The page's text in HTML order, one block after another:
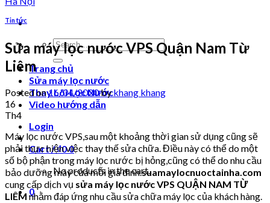
Search
for:
Trang chủ
Sửa máy lọc nước
Thay Lõi Lọc Nước
Video hướng dẫn
Login
Cart /₫00
No products in the cart.
0
Tin tức
Sửa máy lọc nước VPS Quận Nam Từ
Liêm
Posted on16/04/2020bykhang khang
16
Th4
Máy lọc nước VPS,sau một khoảng thời gian sử dụng cũng sẽ
phải thực hiện việc thay thế sửa chữa. Điều này có thể do một
số bộ phận trong máy lọc nước bị hỏng,cũng có thể do nhu cầu
bảo dưỡng máy của mỗi gia đình.suamaylocnuoctainha.com
cung cấp dịch vụ sửa máy lọc nước VPS QUẬN NAM TỪ
LIÊM nhằm đáp ứng nhu cầu sửa chữa máy lọc của khách hàng.